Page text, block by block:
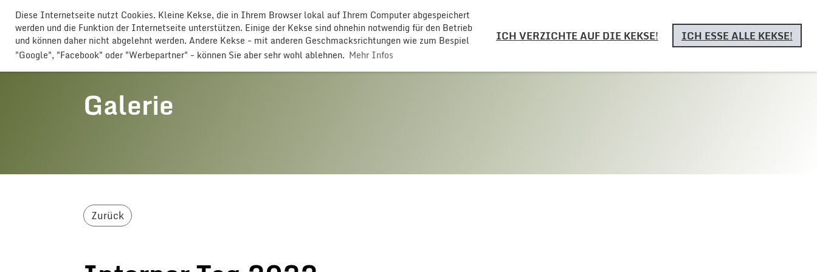
Diese Internetseite nutzt Cookies. Kleine Kekse, die in Ihrem Browser lokal auf Ihrem Computer abgespeichert
werden und die Funktion der Internetseite unterstützen. Einige der Kekse sind ohnehin notwendig für den Betrieb
und können daher nicht abgelehnt werden. Andere Kekse - mit anderen Geschmacksrichtungen wie zum Bespiel
"Google", "Facebook" oder "Werbepartner" - können Sie aber sehr wohl ablehnen. Mehr Infos
ICH VERZICHTE AUF DIE KEKSE! ICH ESSE ALLE KEKSE!
GLOGGERESCHRÄNZER BUTTISHOLZ
Galerie
Zurück